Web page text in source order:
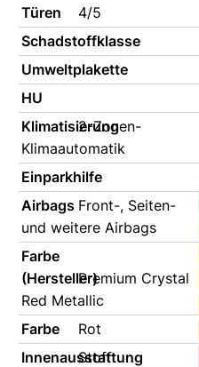
Türen
4/5
Schadstoffklasse
Umweltplakette
HU
Klimatisierung
2-Zonen-
Klimaautomatik
Einparkhilfe
AirbagsFront-, Seiten-
und weitere Airbags
Farbe
(Hersteller)Premium Crystal
Red Metallic
Farbe
Rot
Innenausstattung
Stoff